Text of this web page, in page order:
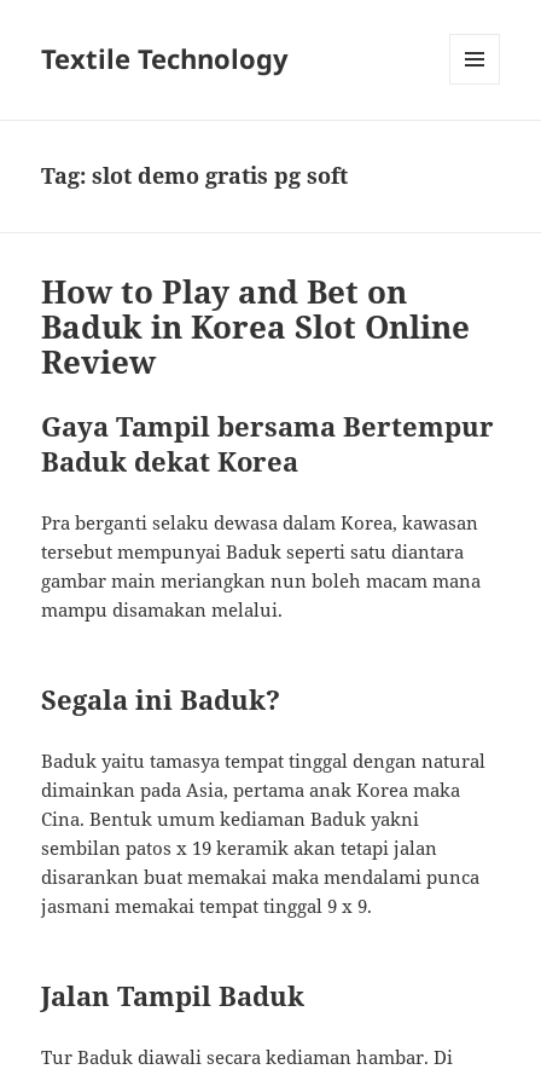
Textile Technology
Tag:slot demo gratis pg soft
How to Play and Bet on
Baduk in Korea Slot Online
Review
Gaya Tampil bersama Bertempur
Baduk dekat Korea
Pra berganti selaku dewasa dalam Korea, kawasan
tersebut mempunyai Baduk seperti satu diantara
gambar main meriangkan nun boleh macam mana
mampu disamakan melalui.
Segala ini Baduk?
Baduk yaitu tamasya tempat tinggal dengan natural
dimainkan pada Asia, pertama anak Korea maka
Cina. Bentuk umum kediaman Baduk yakni
sembilan patos x 19 keramik akan tetapi jalan
disarankan buat memakai maka mendalami punca
jasmani memakai tempat tinggal 9 x 9.
Jalan Tampil Baduk
Tur Baduk diawali secara kediaman hambar. Di